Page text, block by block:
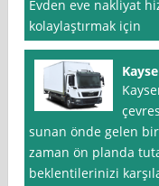
Evden eve nakliyat
kolaylaştırmak için
sunan önde gelen
zaman ön planda
beklentilerinizi